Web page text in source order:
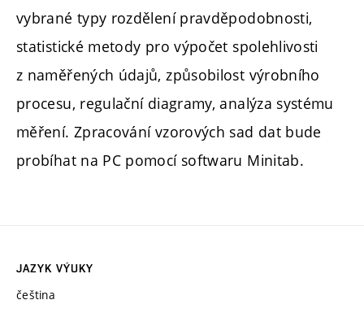
vybrané typy rozdělení pravděpodobnosti,
statistické metody pro výpočet spolehlivosti
z naměřených údajů, způsobilost výrobního
procesu, regulační diagramy, analýza systému
měření. Zpracování vzorových sad dat bude
probíhat na PC pomocí softwaru Minitab.
JAZYK VÝUKY
čeština